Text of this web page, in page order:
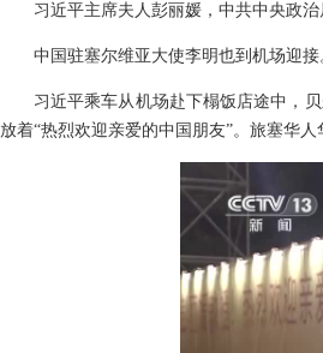
习近平主席夫人彭丽媛，中共中央政
中国驻塞尔维亚大使李明也到机场迎接
习近平乘车从机场赴下榻饭店途中，
放着“热烈欢迎亲爱的中国朋友”。旅塞华